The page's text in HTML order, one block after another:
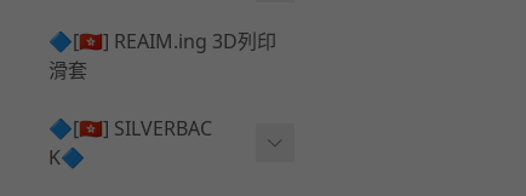
G＆G
Krytac
KWA
Tokyo Marui
TM Glock 系列
Action Army AAP01 系列
UMAREX VFC 系列
🔷[🇭🇰] REAIM.ing 3D列印
滑套
🔷[🇭🇰] SILVERBAC
K🔷